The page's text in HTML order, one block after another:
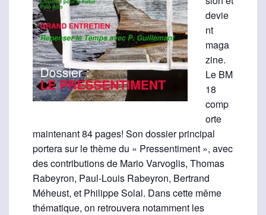
devie
nt
maga
zine.
Le BM
18
comp
orte
maintenant 84 pages! Son dossier principal
portera sur le thème du « Pressentiment », avec
des contributions de Mario Varvoglis, Thomas
Rabeyron, Paul-Louis Rabeyron, Bertrand
Méheust, et Philippe Solal. Dans cette même
thématique, on retrouvera notamment les